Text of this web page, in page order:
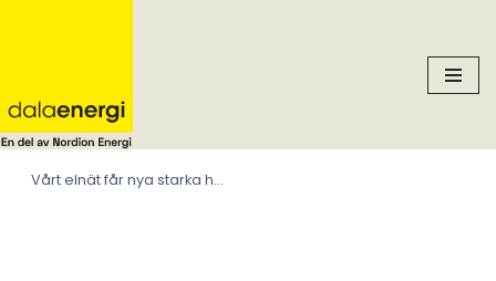
content
Vårt elnät får nya starka hjärtan